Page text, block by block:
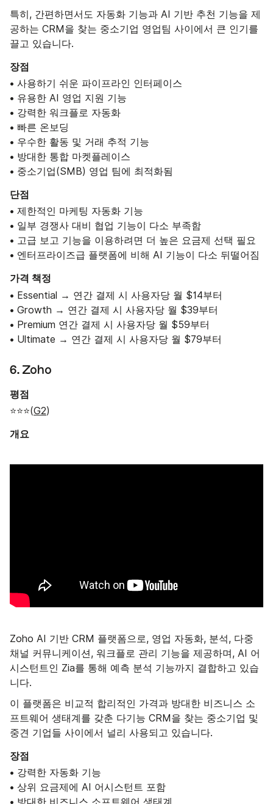
특히, 간편하면서도 자동화 기능과 AI 기반 추천 기능을 제
공하는 CRM을 찾는 중소기업 영업팀 사이에서 큰 인기를
끌고 있습니다.
장점
• 사용하기 쉬운 파이프라인 인터페이스
• 유용한 AI 영업 지원 기능
• 강력한 워크플로 자동화
• 빠른 온보딩
• 우수한 활동 및 거래 추적 기능
• 방대한 통합 마켓플레이스
• 중소기업(SMB) 영업 팀에 최적화됨
단점
• 제한적인 마케팅 자동화 기능
• 일부 경쟁사 대비 협업 기능이 다소 부족함
• 고급 보고 기능을 이용하려면 더 높은 요금제 선택 필요
• 엔터프라이즈급 플랫폼에 비해 AI 기능이 다소 뒤떨어짐
가격 책정
• Essential → 연간 결제 시 사용자당 월 $14부터
• Growth → 연간 결제 시 사용자당 월 $39부터
• Premium 연간 결제 시 사용자당 월 $59부터
• Ultimate → 연간 결제 시 사용자당 월 $79부터
6. Zoho
평점
⭐⭐⭐(G2)
개요
Zoho AI 기반 CRM 플랫폼으로, 영업 자동화, 분석, 다중
채널 커뮤니케이션, 워크플로 관리 기능을 제공하며, AI 어
시스턴트인 Zia를 통해 예측 분석 기능까지 결합하고 있습
니다.
이 플랫폼은 비교적 합리적인 가격과 방대한 비즈니스 소
프트웨어 생태계를 갖춘 다기능 CRM을 찾는 중소기업 및
중견 기업들 사이에서 널리 사용되고 있습니다.
장점
• 강력한 자동화 기능
• 상위 요금제에 AI 어시스턴트 포함